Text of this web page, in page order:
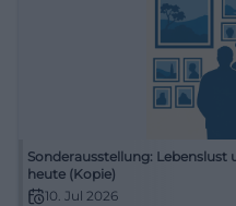
Sonderausstellung: Lebenslust
heute (Kopie)
10. Jul 2026